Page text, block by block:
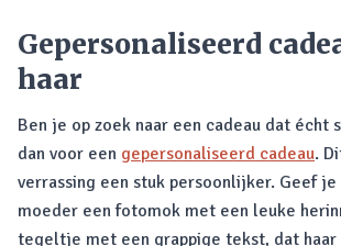
Gepersonaliseerd
haar
Ben je op zoek naar een cadeau dat écht
dan voor een gepersonaliseerd cadeau.
verrassing een stuk persoonlijker. Geef je
moeder een fotomok met een leuke
tegeltje met een grappige tekst, dat